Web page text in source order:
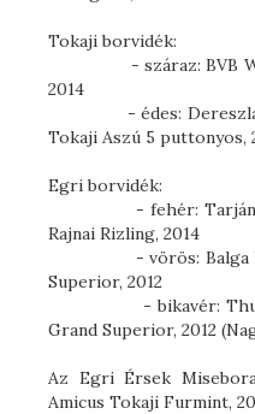
Tokaji borvidék:
- száraz: BVB Wine
2014
- édes: Dereszla
Tokaji Aszú 5 puttonyos,
Egri borvidék:
- fehér: Tarjányi
Rajnai Rizling, 2014
- vörös: Balga
Superior, 2012
- bikavér:
Grand Superior, 2012
Az Egri Érsek
Amicus Tokaji Furmint,